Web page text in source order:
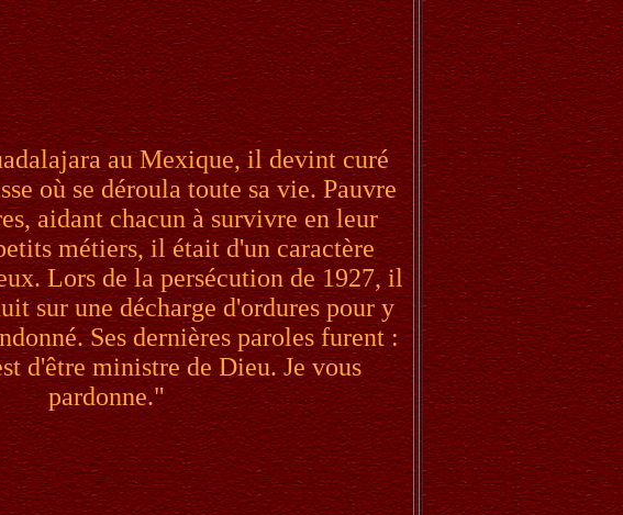
au Mexique, il devint curé
où se déroula toute sa vie. Pauvre
aidant chacun à survivre en leur
métiers, il était d'un caractère
Lors de la persécution de 1927, il
sur une décharge d'ordures pour y
Ses dernières paroles furent :
d'être ministre de Dieu. Je vous
pardonne."